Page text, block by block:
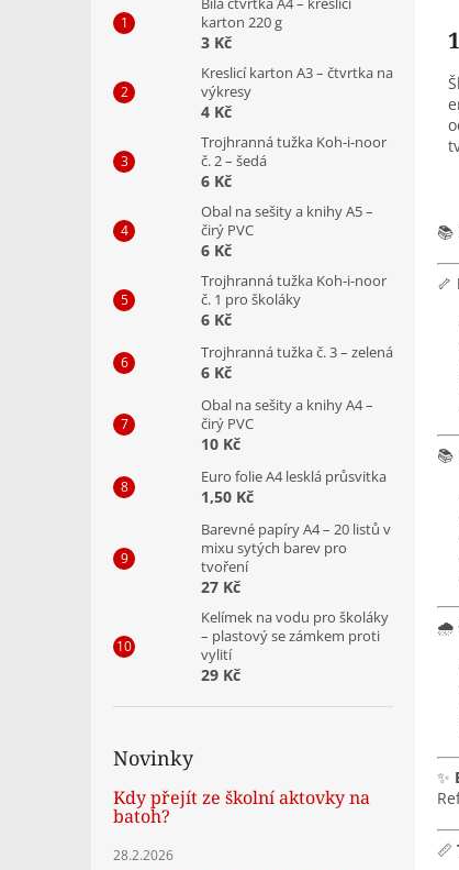
karton 220 g
3 Kč
Kreslicí karton A3 – čtvrtka na
výkresy
4 Kč
Trojhranná tužka Koh-i-noor
č. 2 – šedá
6 Kč
Obal na sešity a knihy A5 –
čirý PVC
6 Kč
Trojhranná tužka Koh-i-noor
č. 1 pro školáky
6 Kč
Trojhranná tužka č. 3 – zelená
6 Kč
Obal na sešity a knihy A4 –
čirý PVC
10 Kč
Euro folie A4 lesklá průsvitka
1,50 Kč
Barevné papíry A4 – 20 listů v
mixu sytých barev pro
tvoření
27 Kč
Kelímek na vodu pro školáky
– plastový se zámkem proti
vylití
29 Kč
Novinky
Kdy přejít ze školní aktovky na
batoh?
28.2.2026
📚
🦴
📚
🌧️
✨
📏